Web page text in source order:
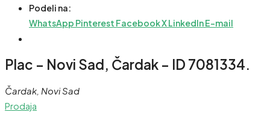
Podeli na:
WhatsApp Pinterest FacebookXLinkedInE-mail
Plac – Novi Sad, Čardak – ID 7081334.
Čardak, Novi Sad
Prodaja